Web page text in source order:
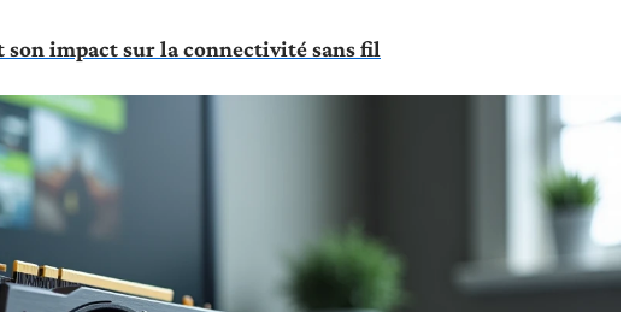
son impact sur la connectivité sans fil